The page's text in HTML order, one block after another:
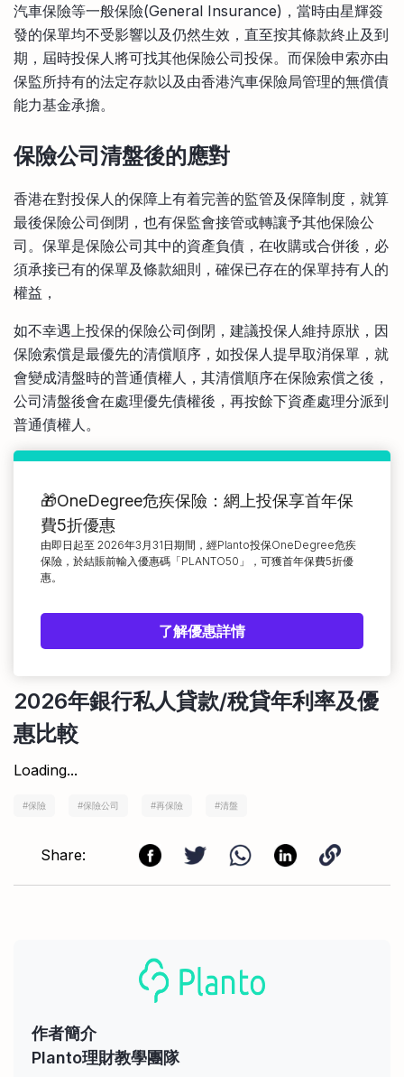
汽車保險等一般保險(General Insurance)，當時由星輝簽
發的保單均不受影響以及仍然生效，直至按其條款終止及到
期，屆時投保人將可找其他保險公司投保。而保險申索亦由
保監所持有的法定存款以及由香港汽車保險局管理的無償債
能力基金承擔。
保險公司清盤後的應對
香港在對投保人的保障上有着完善的監管及保障制度，就算
最後保險公司倒閉，也有保監會接管或轉讓予其他保險公
司。保單是保險公司其中的資產負債，在收購或合併後，必
須承接已有的保單及條款細則，確保已存在的保單持有人的
權益，
如不幸遇上投保的保險公司倒閉，建議投保人維持原狀，因
保險索償是最優先的清償順序，如投保人提早取消保單，就
會變成清盤時的普通債權人，其清償順序在保險索償之後，
公司清盤後會在處理優先債權後，再按餘下資產處理分派到
普通債權人。
🎁OneDegree危疾保險：網上投保享首年保
費5折優惠
由即日起至 2026年3月31日期間，經Planto投保OneDegree危疾
保險，於結賬前輸入優惠碼「PLANTO50」，可獲首年保費5折優
惠。
了解優惠詳情
2026年銀行私人貸款/稅貸年利率及優
惠比較
Loading...
#保險 #保險公司 #再保險 #清盤
Share:
作者簡介
Planto理財教學團隊